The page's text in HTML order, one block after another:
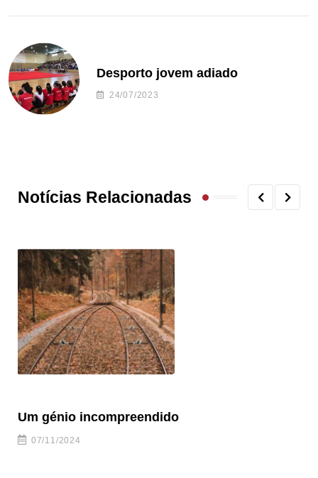
Desporto jovem adiado
24/07/2023
Notícias Relacionadas
Um génio incompreendido
07/11/2024